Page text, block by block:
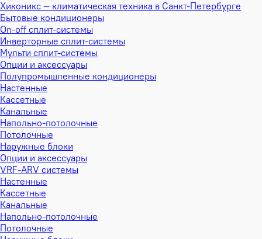
Хиконикс — климатическая техника в Санкт-Петербурге
Бытовые кондиционеры
On-off сплит-системы
Инверторные сплит-системы
Мульти сплит-системы
Опции и аксессуары
Полупромышленные кондиционеры
Настенные
Кассетные
Канальные
Напольно-потолочные
Потолочные
Наружные блоки
Опции и аксессуары
VRF-ARV системы
Настенные
Кассетные
Канальные
Напольно-потолочные
Потолочные